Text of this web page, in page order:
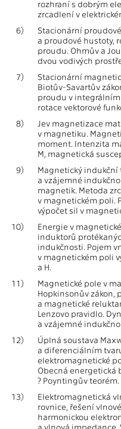
rozhraní s dobrým
zrcadlení v
6)
Stacionární
a proudové hustoty,
proudu. Ohmův a
dvou vodivých
7)
Stacionární
Biotův-Savartův
proudu v
rotace vektorové
8)
Jev magnetizace
v magnetiku.
moment. Intenzita
M, magnetická
9)
Magnetický indukční
a vzájemné
magnetik. Metoda
v magnetickém poli.
výpočet sil v
10)
Energie v
induktorů
indukčnosti. Pojem
v magnetickém poli
a H.
11)
Magnetické pole v
Hopkinsonův zákon,
a magnetické
Lenzovo pravidlo.
a vzájemné
12)
Úplná soustava
a diferenciálním
elektromagnetické
Obecná energetická
? Poyntingův
13)
Elektromagnetická
rovnice, řešení
harmonickou